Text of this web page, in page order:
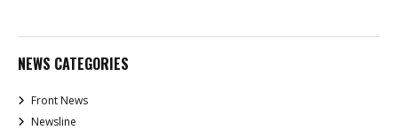
NEWS CATEGORIES
Front News
Newsline